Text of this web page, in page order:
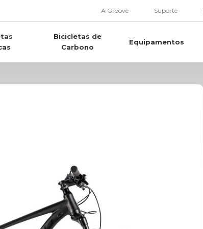
A Groove Suporte
Bicicletas de
Carbono
Equipamentos